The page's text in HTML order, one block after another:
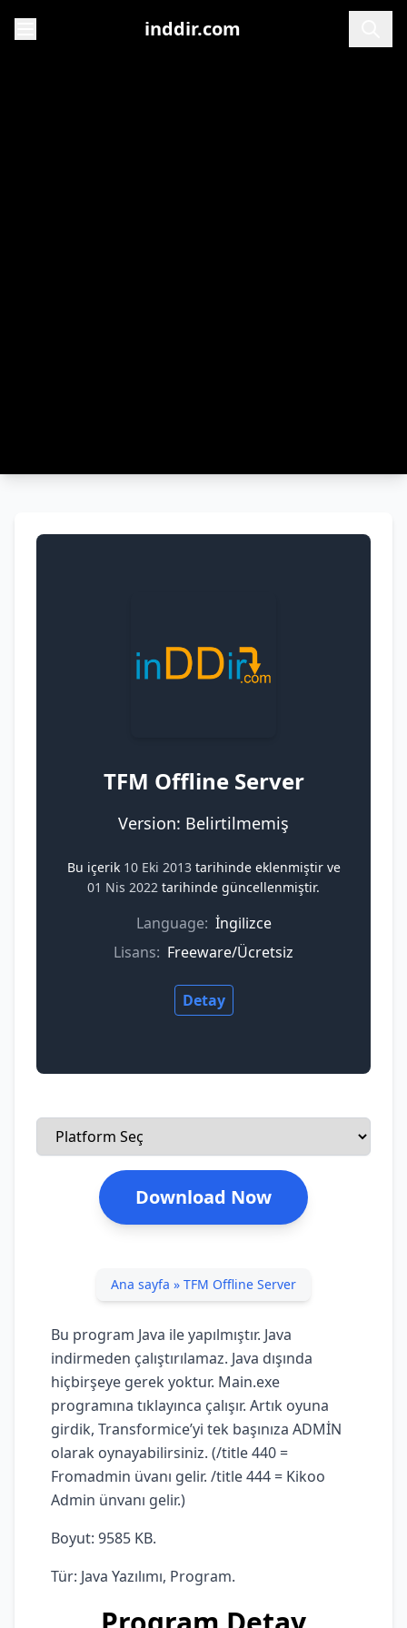
inddir.com
TFM Offline Server
Version: Belirtilmemiş
Bu içerik 10 Eki 2013 tarihinde eklenmiştir ve
01 Nis 2022 tarihinde güncellenmiştir.
Language: İngilizce
Lisans: Freeware/Ücretsiz
Detay
Download Now
Ana sayfa » TFM Offline Server
Bu program Java ile yapılmıştır. Java
indirmeden çalıştırılamaz. Java dışında
hiçbirşeye gerek yoktur. Main.exe
programına tıklayınca çalışır. Artık oyuna
girdik, Transformice’yi tek başınıza ADMİN
olarak oynayabilirsiniz. (/title 440 =
Fromadmin üvanı gelir. /title 444 = Kikoo
Admin ünvanı gelir.)
Boyut: 9585 KB.
Tür: Java Yazılımı, Program.